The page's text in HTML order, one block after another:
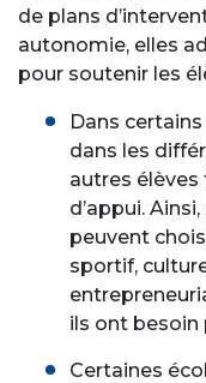
de plans
autonomie, elles
pour soutenir les
Dans
dans les
autres
d’appui.
peuvent
sportif,
ils ont besoin
Certaines